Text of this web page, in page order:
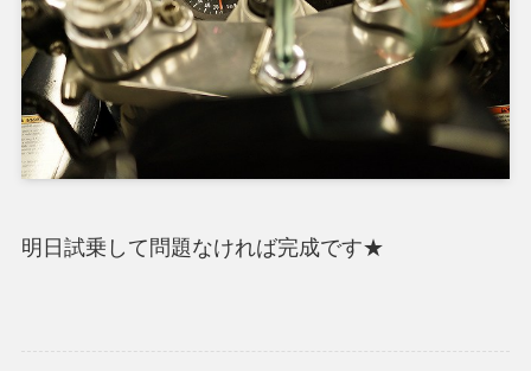
明日試乗して問題なければ完成です★